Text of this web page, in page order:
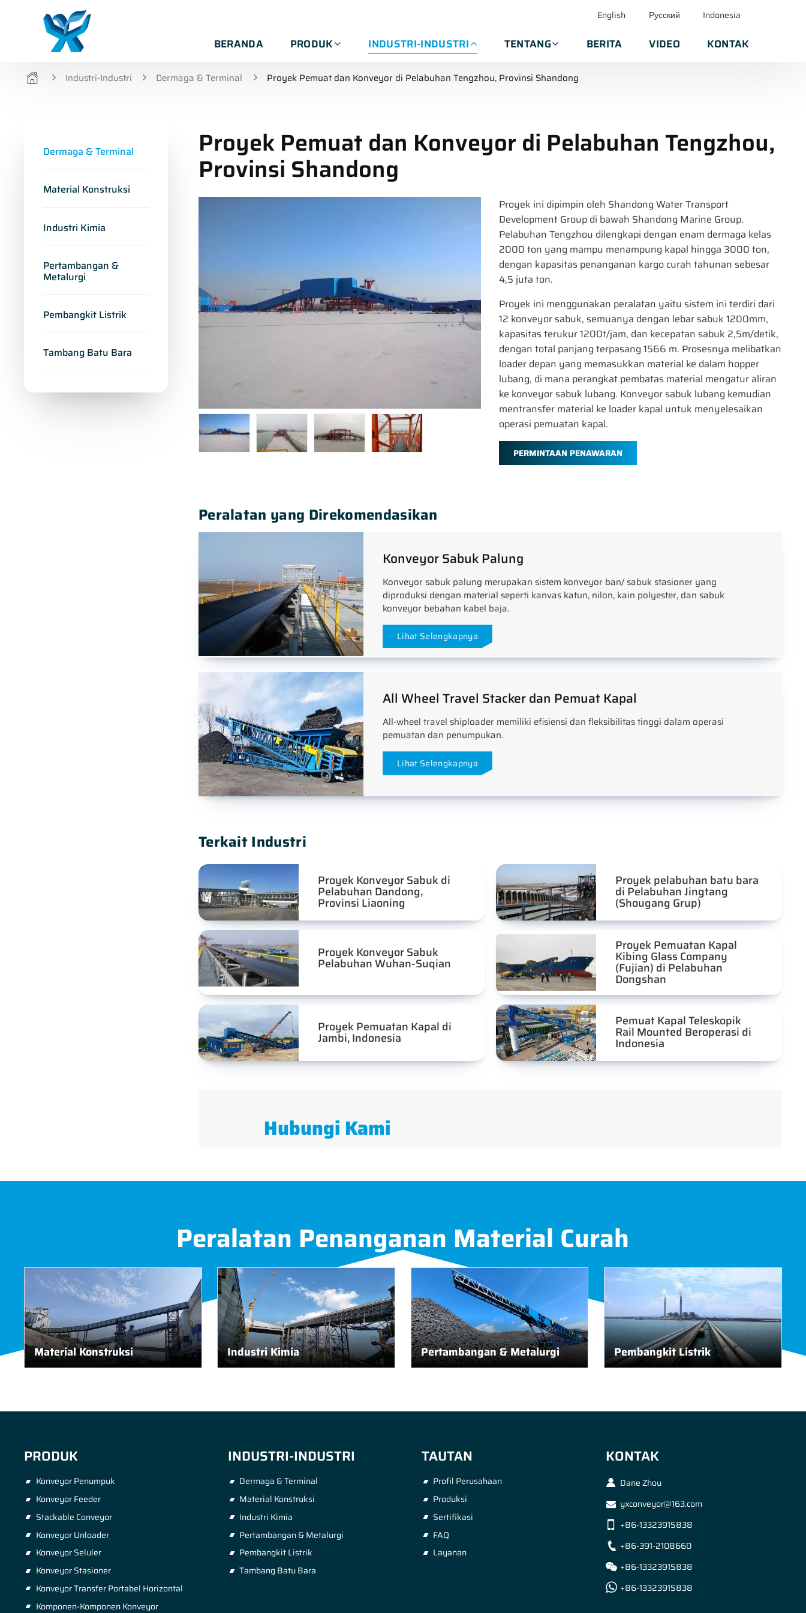
English Русский Indonesia
BERANDA PRODUK INDUSTRI-INDUSTRI TENTANG BERITA VIDEO KONTAK
Industri-Industri Dermaga & Terminal Proyek Pemuat dan Konveyor di Pelabuhan Tengzhou, Provinsi Shandong
Proyek Pemuat dan Konveyor di Pelabuhan Tengzhou,
Provinsi Shandong
Proyek ini dipimpin oleh Shandong Water Transport
Development Group di bawah Shandong Marine Group.
Pelabuhan Tengzhou dilengkapi dengan enam dermaga kelas
2000 ton yang mampu menampung kapal hingga 3000 ton,
dengan kapasitas penanganan kargo curah tahunan sebesar
4,5 juta ton.
Proyek ini menggunakan peralatan yaitu sistem ini terdiri dari
12 konveyor sabuk, semuanya dengan lebar sabuk 1200mm,
kapasitas terukur 1200t/jam, dan kecepatan sabuk 2,5m/detik,
dengan total panjang terpasang 1566 m. Prosesnya melibatkan
loader depan yang memasukkan material ke dalam hopper
lubang, di mana perangkat pembatas material mengatur aliran
ke konveyor sabuk lubang. Konveyor sabuk lubang kemudian
mentransfer material ke loader kapal untuk menyelesaikan
operasi pemuatan kapal.
PERMINTAAN PENAWARAN
Peralatan yang Direkomendasikan
Konveyor Sabuk Palung
Konveyor sabuk palung merupakan sistem konveyor ban/ sabuk stasioner yang
diproduksi dengan material seperti kanvas katun, nilon, kain polyester, dan sabuk
konveyor bebahan kabel baja.
Lihat Selengkapnya
All Wheel Travel Stacker dan Pemuat Kapal
All-wheel travel shiploader memiliki efisiensi dan fleksibilitas tinggi dalam operasi
pemuatan dan penumpukan.
Lihat Selengkapnya
Terkait Industri
Proyek Konveyor Sabuk di
Pelabuhan Dandong,
Provinsi Liaoning
Proyek pelabuhan batu bara
di Pelabuhan Jingtang
(Shougang Grup)
Proyek Konveyor Sabuk
Pelabuhan Wuhan-Suqian
Proyek Pemuatan Kapal
Kibing Glass Company
(Fujian) di Pelabuhan
Dongshan
Proyek Pemuatan Kapal di
Jambi, Indonesia
Pemuat Kapal Teleskopik
Rail Mounted Beroperasi di
Indonesia
Hubungi Kami
Dermaga & Terminal
Material Konstruksi
Industri Kimia
Pertambangan &
Metalurgi
Pembangkit Listrik
Tambang Batu Bara
Peralatan Penanganan Material Curah
Material Konstruksi Industri Kimia Pertambangan & Metalurgi Pembangkit Listrik
PRODUK
Konveyor Penumpuk
Konveyor Feeder
Stackable Conveyor
Konveyor Unloader
Konveyor Seluler
Konveyor Stasioner
Konveyor Transfer Portabel Horizontal
Komponen-Komponen Konveyor
INDUSTRI-INDUSTRI
Dermaga & Terminal
Material Konstruksi
Industri Kimia
Pertambangan & Metalurgi
Pembangkit Listrik
Tambang Batu Bara
TAUTAN
Profil Perusahaan
Produksi
Sertifikasi
FAQ
Layanan
KONTAK
Dane Zhou
yxconveyor@163.com
+86-13323915838
+86-391-2108660
+86-13323915838
+86-13323915838